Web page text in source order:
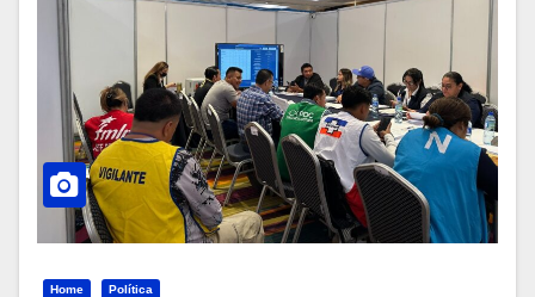
Home Política